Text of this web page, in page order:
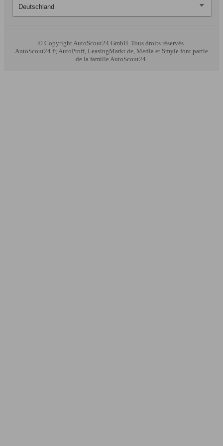
© CopyrightAutoScout24 GmbH. Tous droits réservés.
AutoScout24.fr, AutoProff, LeasingMarkt.de, Media et Smyle font partie
de la famille AutoScout24.